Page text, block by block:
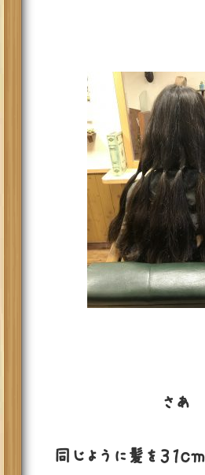
さあ
同じように髪を３１ｃ